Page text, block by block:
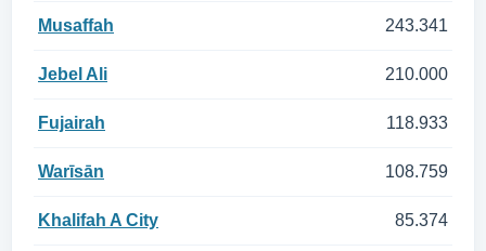
Musaffah 243.341
Jebel Ali 210.000
Fujairah 118.933
Warīsān 108.759
Khalifah A City 85.374